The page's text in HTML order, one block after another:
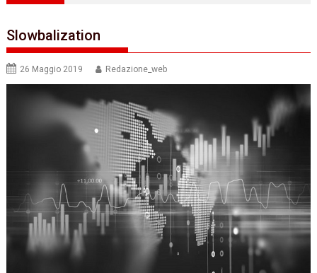
Slowbalization
26 Maggio 2019 Redazione_web